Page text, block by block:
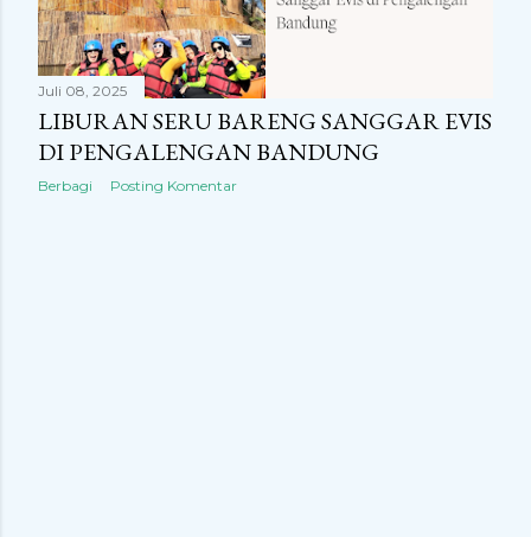
Juli 08, 2025
LIBURAN SERU BARENG SANGGAR EVIS
DI PENGALENGAN BANDUNG
Berbagi Posting Komentar